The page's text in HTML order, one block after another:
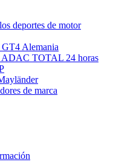
deportes de motor
Alemania
ADAC TOTAL 24 horas
de marca